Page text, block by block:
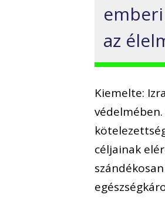
az
Kiemelte:
céljainak